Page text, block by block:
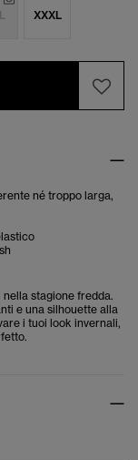
XXXL
né troppo larga,
stagione fredda.
e una silhouette alla
i tuoi look invernali,